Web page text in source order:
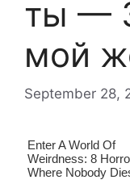
ты —
мой
September 28,